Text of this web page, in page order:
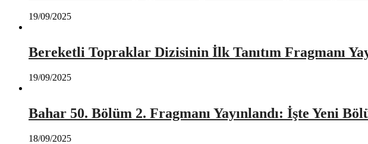
19/09/2025
Bereketli Topraklar Dizisinin İlk Tanıtım Fragmanı
19/09/2025
Bahar 50. Bölüm 2. Fragmanı Yayınlandı: İşte Yeni
18/09/2025